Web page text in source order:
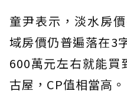
童尹表示，淡水房
域房價仍普遍落在3
600萬元左右就能買
古屋，CP值相當高。